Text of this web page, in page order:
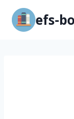
Перейти
содержимому
efs-